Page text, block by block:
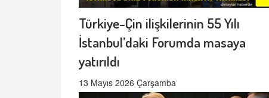
Türkiye-Çin ilişkilerinin 55 Yılı
İstanbul’daki Forumda masaya
yatırıldı
13 Mayıs 2026 Çarşamba